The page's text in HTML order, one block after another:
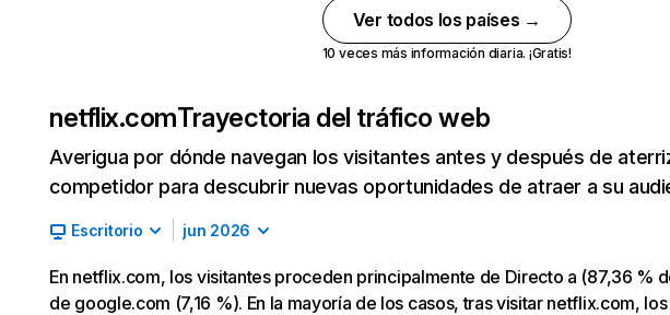
Ver todos los países →
10 veces más información diaria. ¡Gratis!
netflix.comTrayectoria del tráfico web
Averigua por dónde navegan los visitantes antes y después de
competidor para descubrir nuevas oportunidades de atraer a su
Escritorio jun 2026
En netflix.com, los visitantes proceden principalmente de Directo a (87,36 %
de google.com (7,16 %). En la mayoría de los casos, tras visitar netflix.com,